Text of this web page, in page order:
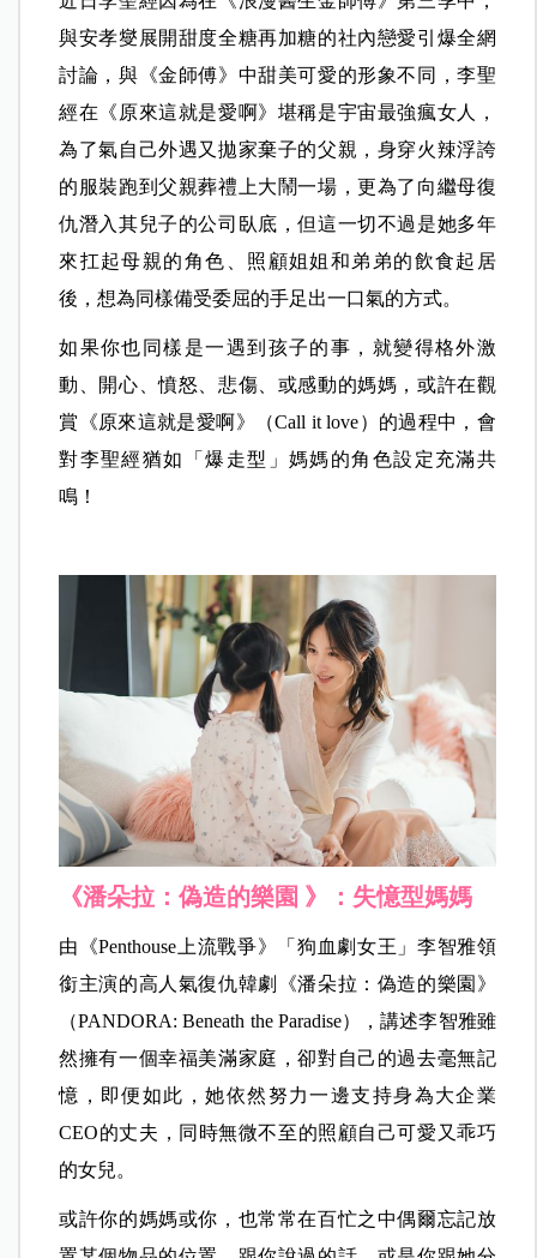
與安孝燮展開甜度全糖再加糖的社內戀愛引爆全網
討論，與《金師傅》中甜美可愛的形象不同，李聖
經在《原來這就是愛啊》堪稱是宇宙最強瘋女人，
為了氣自己外遇又拋家棄子的父親，身穿火辣浮誇
的服裝跑到父親葬禮上大鬧一場，更為了向繼母復
仇潛入其兒子的公司臥底，但這一切不過是她多年
來扛起母親的角色、照顧姐姐和弟弟的飲食起居
後，想為同樣備受委屈的手足出一口氣的方式。
如果你也同樣是一遇到孩子的事，就變得格外激
動、開心、憤怒、悲傷、或感動的媽媽，或許在觀
賞《原來這就是愛啊》（Call it love）的過程中，會
對李聖經猶如「爆走型」媽媽的角色設定充滿共
鳴！
《潘朵拉：偽造的樂園 》：失憶型媽媽
由《Penthouse上流戰爭》「狗血劇女王」李智雅領
銜主演的高人氣復仇韓劇《潘朵拉：偽造的樂園》
（PANDORA: Beneath the Paradise），講述李智雅雖
然擁有一個幸福美滿家庭，卻對自己的過去毫無記
憶，即便如此，她依然努力一邊支持身為大企業
CEO的丈夫，同時無微不至的照顧自己可愛又乖巧
的女兒。
或許你的媽媽或你，也常常在百忙之中偶爾忘記放